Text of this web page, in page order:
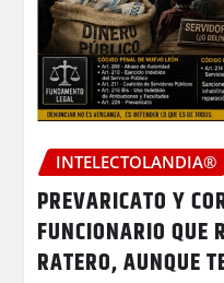
INTELECTOLANDIA®
PREVARICATO Y
FUNCIONARIO QUE
RATERO, AUNQUE